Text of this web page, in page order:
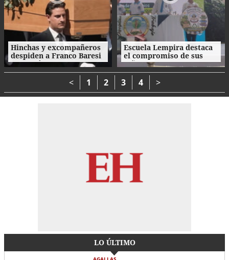
Hinchas y excompañeros
despiden a Franco Baresi
con un último 'Ciao
capitano'
Escuela Lempira destaca
el compromiso de sus
niños con el cuidado del
medio ambiente
< 1 2 3 4 >
LO ÚLTIMO